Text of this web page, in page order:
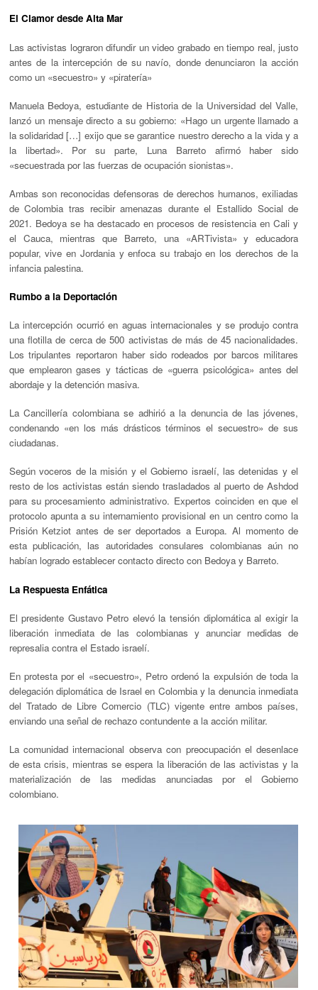
El Clamor desde Alta Mar
Las activistas lograron difundir un video grabado en tiempo real, justo
antes de la intercepción de su navío, donde denunciaron la acción
como un «secuestro» y «piratería»
Manuela Bedoya, estudiante de Historia de la Universidad del Valle,
lanzó un mensaje directo a su gobierno: «Hago un urgente llamado a
la solidaridad […] exijo que se garantice nuestro derecho a la vida y a
la libertad». Por su parte, Luna Barretoafirmó haber sido
«secuestrada por las fuerzas de ocupación sionistas».
Ambas son reconocidas defensoras de derechos humanos, exiliadas
de Colombia tras recibir amenazas durante el Estallido Social de
2021. Bedoyase ha destacado en procesos de resistencia en Cali y
el Cauca, mientras que Barreto, una «ARTivista» y educadora
popular, vive en Jordania y enfoca su trabajo en los derechos de la
infancia palestina.
Rumbo a la Deportación
La intercepción ocurrió en aguas internacionales y se produjo contra
una flotilla de cerca de500 activistas de más de 45 nacionalidades.
Los tripulantes reportaron haber sido rodeados por barcos militares
que emplearon gases y tácticas de «guerra psicológica» antes del
abordaje y la detención masiva.
La Cancillería colombiana se adhirió a la denuncia de las jóvenes,
condenando «en los más drásticos términos el secuestro» de sus
ciudadanas.
Según voceros de la misión y el Gobierno israelí, las detenidas y el
resto de los activistas están siendotrasladados al puerto de Ashdod
para su procesamiento administrativo. Expertos coinciden en que el
protocolo apunta a su internamiento provisional en un centro como la
Prisión Ketziot antes de ser deportados a Europa. Al momento de
esta publicación, las autoridades consulares colombianas aún no
habían logrado establecer contacto directocon Bedoya y Barreto.
La Respuesta Enfática
El presidente Gustavo Petro elevó la tensión diplomática al exigir la
liberación inmediata de las colombianas y anunciar medidas de
represaliacontra el Estado israelí.
En protesta por el «secuestro», Petro ordenó la expulsión de toda la
delegación diplomática de Israel en Colombiay la denuncia inmediata
del Tratado de Libre Comercio (TLC)vigente entre ambos países,
enviando una señal de rechazo contundente a la acción militar.
La comunidad internacional observa con preocupación el desenlace
de esta crisis, mientras se espera la liberación de las activistas y la
materialización de las medidas anunciadas por el Gobierno
colombiano.